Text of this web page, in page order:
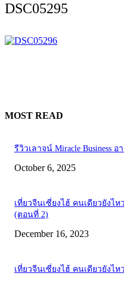
DSC05295
MOST READ
รีวิวเลาจน์ Miracle Business
October 6, 2025
เที่ยวจีนเซี่ยงไฮ้ คนเดียวยังไหว
(ตอนที่ 2)
December 16, 2023
เที่ยวจีนเซี่ยงไฮ้ คนเดียวยังไ